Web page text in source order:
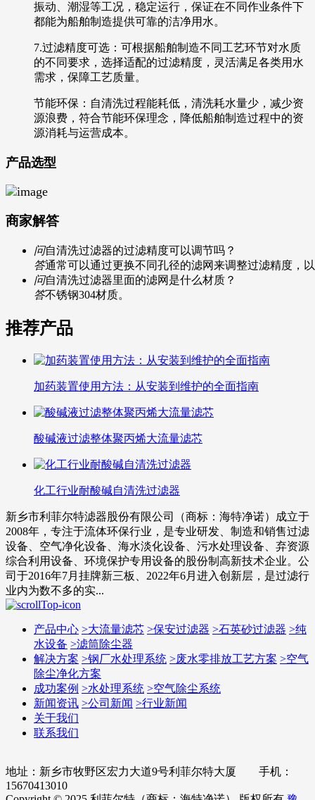
振动、潮湿等工况，稳定运行，保证在不同作业条件下
都能为船舶制造提供可靠的洁净用水。
7.过滤精度可选：可根据船舶制造不同工艺环节对水质
的不同要求，选择适配的过滤精度，灵活满足各类用水
需求，保障工艺质量。
节能环保：自清洗过程能耗低，清洗耗水量少，减少资
源浪费，符合节能环保理念，降低船舶制造过程中的资
源消耗与运营成本。
产品选型
商家解答
问自清洗过滤器的过滤精度可以调节吗？
答通常可以通过更换不同孔径的滤网来调整过滤精度，
问自清洗过滤器里面的滤网是什么材质？
答不锈钢304材质。
推荐产品
加药装置使用方法：从安装到维护的全面指南
酸碱液过滤整体聚丙烯大流量滤芯
化工行业耐酸碱自清洗过滤器
新乡市利菲尔特滤器股份有限公司（商标：海特净诺）成立于
2008年，专注于流体环保行业，是专业研发、制造和销售过滤
设备、空气净化设备、海水淡化设备、污水处理设备、弃资源
综合利用设备、环境保护专用设备的股份制高新技术企业。公
司于2016年7月挂牌新三板、2022年6月进入创新层，是过滤行
业内为数不多的实...
产品中心 >大流量滤芯 >保安过滤器 >石英砂过滤器 >纯
水设备 >滤筒除尘器
解决方案 >钢厂水处理系统 >废水零排放工艺方案 >空气
除尘净化方案
成功案例 >水处理系统 >空气除尘系统
新闻资讯 >公司新闻 >行业新闻
关于我们
联系我们
地址：新乡市牧野区宏力大道9号利菲尔特大厦 手机：
15670413010